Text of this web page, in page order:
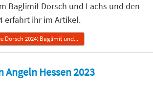
Baglimit Dorsch und Lachs und den
erfahrt ihr im Artikel.
Dorsch 2024: Baglimit und...
Angeln Hessen 2023